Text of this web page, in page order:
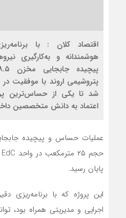
اقتصاد کلان : با
هوشمندانه و به‌کارگیری
شد تا یکی از حساس‌ترین
اعتماد به دانش متخصصین
پایان رسید.
این پروژه که با برنامه‌ریزی
اجرایی و مدیریتی همراه بود،